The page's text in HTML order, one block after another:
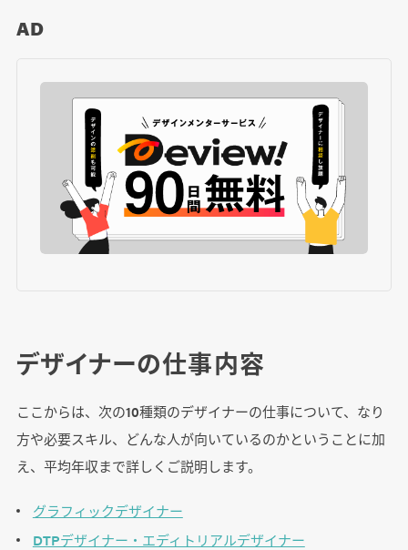
AD
デザイナーの仕事内容
ここからは、次の10種類のデザイナーの仕事について、なり
方や必要スキル、どんな人が向いているのかということに加
え、平均年収まで詳しくご説明します。
グラフィックデザイナー
DTPデザイナー・エディトリアルデザイナー